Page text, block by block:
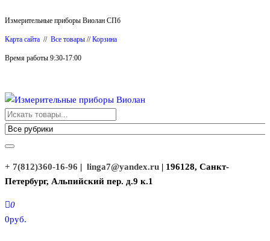
к
содержимому
Измерительные приборы Виолан СПб
Карта сайта // Все товары //Корзина
Время работы 9:30-17:00
Измерительные приборы Виолан
+ 7(812)360-16-96 | linga7@yandex.ru | 196128, Санкт-
Петербург, Альпийский пер. д.9 к.1
0
0руб.